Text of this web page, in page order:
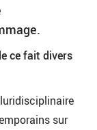
ce fait divers
sur